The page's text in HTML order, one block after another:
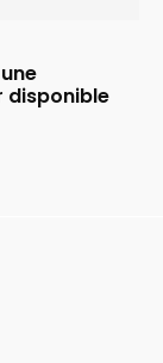
disponible